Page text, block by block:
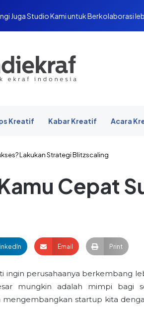
Juga Studio Kami untuk Berkolaborasi
Kreatif Kabar Kreatif Acara
Lakukan Strategi Blitzscaling
Cepat
LinkedIn Email Print
ingin perusahaanya berkembang
mungkin adalah mimpi bagi
startup kita